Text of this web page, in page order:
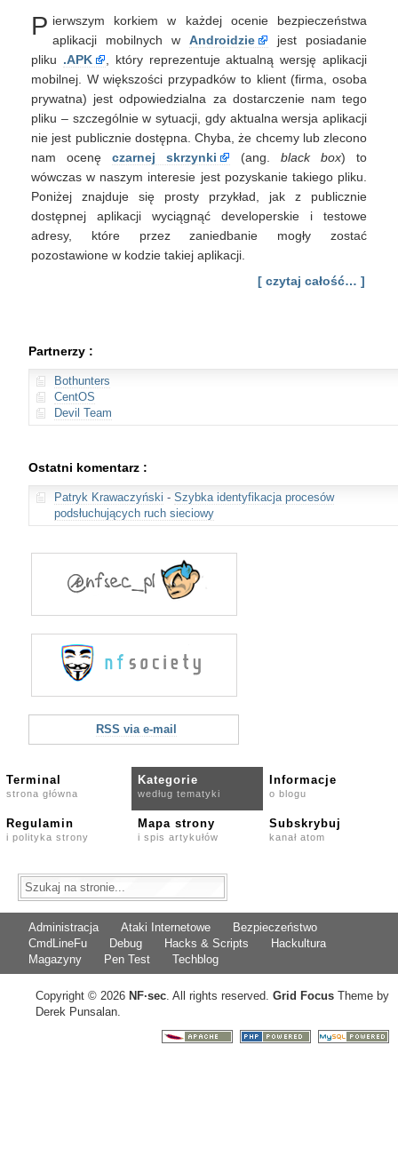
endpointów
aplikacji
bez
brudzenia
rączek
P ierwszym korkiem w każdej ocenie bezpieczeństwa
aplikacji mobilnych w Androidzie
jest posiadanie
pliku .APK
, który reprezentuje aktualną wersję aplikacji
mobilnej. W większości przypadków to klient (firma, osoba
prywatna) jest odpowiedzialna za dostarczenie nam tego
pliku – szczególnie w sytuacji, gdy aktualna wersja aplikacji
nie jest publicznie dostępna. Chyba, że chcemy lub zlecono
nam ocenę czarnej skrzynki (ang. black box) to
wówczas w naszym interesie jest pozyskanie takiego pliku.
Poniżej znajduje się prosty przykład, jak z publicznie
dostępnej aplikacji wyciągnąć developerskie i testowe
adresy, które przez zaniedbanie mogły zostać
pozostawione w kodzie takiej aplikacji.
[ czytaj całość… ]
Partnerzy :
Bothunters
CentOS
Devil Team
Ostatni komentarz :
Patryk Krawaczyński - Szybka identyfikacja procesów
podsłuchujących ruch sieciowy
RSS via e-mail
Terminal
strona główna
Kategorie
według tematyki
Informacje
o blogu
Regulamin
i polityka strony
Mapa strony
i spis artykułów
Subskrybuj
kanał atom
Administracja Ataki Internetowe
Bezpieczeństwo
CmdLineFu
Debug Hacks & Scripts
Hackultura
Magazyny
Pen Test Techblog
Copyright © 2026 NF·sec. All rights reserved. Grid Focus Theme by
Derek Punsalan.